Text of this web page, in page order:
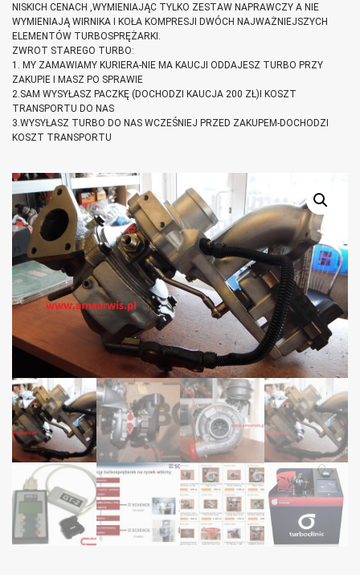
NISKICH CENACH ,WYMIENIAJĄC TYLKO ZESTAW NAPRAWCZY A NIE
WYMIENIAJĄ WIRNIKA I KOŁA KOMPRESJI DWÓCH NAJWAŻNIEJSZYCH
ELEMENTÓW TURBOSPRĘŻARKI.
ZWROT STAREGO TURBO:
1. MY ZAMAWIAMY KURIERA-NIE MA KAUCJI ODDAJESZ TURBO PRZY
ZAKUPIE I MASZ PO SPRAWIE
2.SAM WYSYŁASZ PACZKĘ (DOCHODZI KAUCJA 200 ZŁ)I KOSZT
TRANSPORTU DO NAS
3.WYSYŁASZ TURBO DO NAS WCZEŚNIEJ PRZED ZAKUPEM-DOCHODZI
KOSZT TRANSPORTU